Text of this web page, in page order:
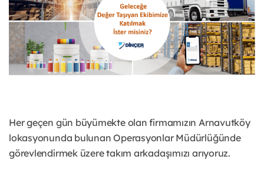
Her geçen gün büyümekte olan firmamızın Arnavutköy
lokasyonunda bulunan Operasyonlar Müdürlüğünde
görevlendirmek üzere takım arkadaşımızı arıyoruz.